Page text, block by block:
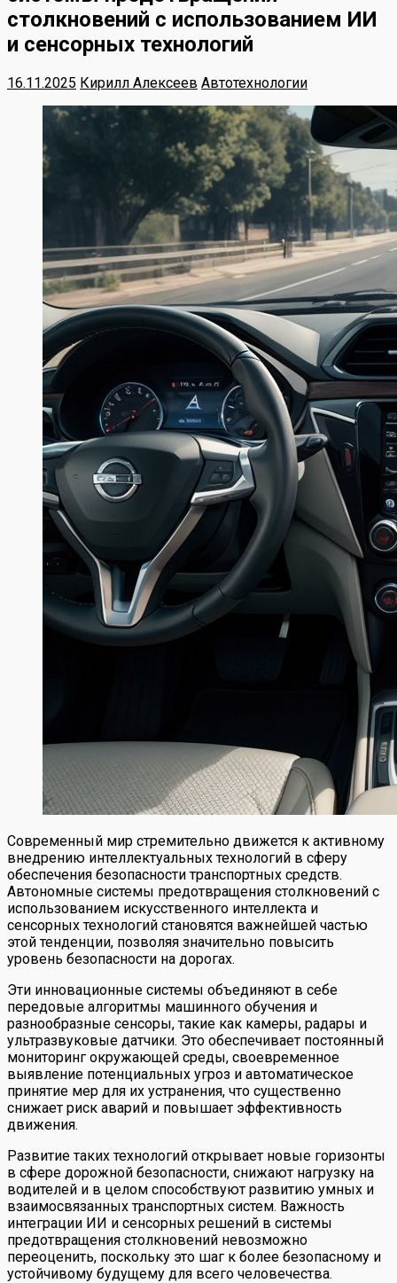
столкновений с использованием ИИ
и сенсорных технологий
16.11.2025 Кирилл Алексеев Автотехнологии
Современный мир стремительно движется к активному
внедрению интеллектуальных технологий в сферу
обеспечения безопасности транспортных средств.
Автономные системы предотвращения столкновений с
использованием искусственного интеллекта и
сенсорных технологий становятся важнейшей частью
этой тенденции, позволяя значительно повысить
уровень безопасности на дорогах.
Эти инновационные системы объединяют в себе
передовые алгоритмы машинного обучения и
разнообразные сенсоры, такие как камеры, радары и
ультразвуковые датчики. Это обеспечивает постоянный
мониторинг окружающей среды, своевременное
выявление потенциальных угроз и автоматическое
принятие мер для их устранения, что существенно
снижает риск аварий и повышает эффективность
движения.
Развитие таких технологий открывает новые горизонты
в сфере дорожной безопасности, снижают нагрузку на
водителей и в целом способствуют развитию умных и
взаимосвязанных транспортных систем. Важность
интеграции ИИ и сенсорных решений в системы
предотвращения столкновений невозможно
переоценить, поскольку это шаг к более безопасному и
устойчивому будущему для всего человечества.